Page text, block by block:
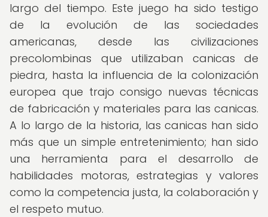
largo del tiempo. Este juego ha sido testigo
de la evolución de las sociedades
americanas, desde las civilizaciones
precolombinas que utilizaban canicas de
piedra, hasta la influencia de la colonización
europea que trajo consigo nuevas técnicas
de fabricación y materiales para las canicas.
A lo largo de la historia, las canicas han sido
más que un simple entretenimiento; han sido
una herramienta para el desarrollo de
habilidades motoras, estrategias y valores
como la competencia justa, la colaboración y
el respeto mutuo.